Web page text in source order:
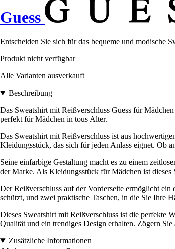
Guess
Entscheiden Sie sich für das bequeme und modische
Produkt nicht verfügbar
Alle Varianten ausverkauft
Beschreibung
Das Sweatshirt mit Reißverschluss Guess für
perfekt für Mädchen in tous Alter.
Das Sweatshirt mit Reißverschluss ist aus
Kleidungsstück, das sich für jeden Anlass eignet. Ob
Seine einfarbige Gestaltung macht es zu einem
der Marke. Als Kleidungsstück für Mädchen ist dieses
Der Reißverschluss auf der Vorderseite ermöglicht
schützt, und zwei praktische Taschen, in die Sie Ihre
Dieses Sweatshirt mit Reißverschluss ist die perfekte
Qualität und ein trendiges Design erhalten. Zögern
Zusätzliche Informationen